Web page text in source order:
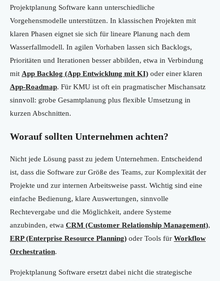
Projektplanung Software kann unterschiedliche
Vorgehensmodelle unterstützen. In klassischen Projekten mit
klaren Phasen eignet sie sich für lineare Planung nach dem
Wasserfallmodell. In agilen Vorhaben lassen sich Backlogs,
Prioritäten und Iterationen besser abbilden, etwa in Verbindung
mit App Backlog (App Entwicklung mit KI) oder einer klaren
App-Roadmap. Für KMU ist oft ein pragmatischer Mischansatz
sinnvoll: grobe Gesamtplanung plus flexible Umsetzung in
kurzen Abschnitten.
Worauf sollten Unternehmen achten?
Nicht jede Lösung passt zu jedem Unternehmen. Entscheidend
ist, dass die Software zur Größe des Teams, zur Komplexität der
Projekte und zur internen Arbeitsweise passt. Wichtig sind eine
einfache Bedienung, klare Auswertungen, sinnvolle
Rechtevergabe und die Möglichkeit, andere Systeme
anzubinden, etwa CRM (Customer Relationship Management),
ERP (Enterprise Resource Planning) oder Tools für Workflow
Orchestration.
Projektplanung Software ersetzt dabei nicht die strategische